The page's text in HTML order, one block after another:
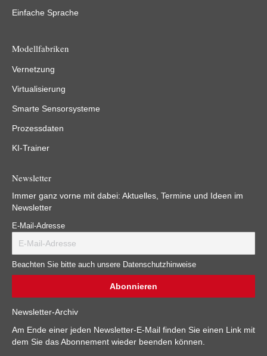
Einfache Sprache
Modellfabriken
Vernetzung
Virtualisierung
Smarte Sensorsysteme
Prozessdaten
KI-Trainer
Newsletter
Immer ganz vorne mit dabei: Aktuelles, Termine und Ideen im
Newsletter
E-Mail-Adresse
Beachten Sie bitte auch unsere Datenschutzhinweise
Newsletter-Archiv
Am Ende einer jeden Newsletter-E-Mail finden Sie einen Link mit
dem Sie das Abonnement wieder beenden können.